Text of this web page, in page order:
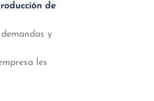
de
y
les